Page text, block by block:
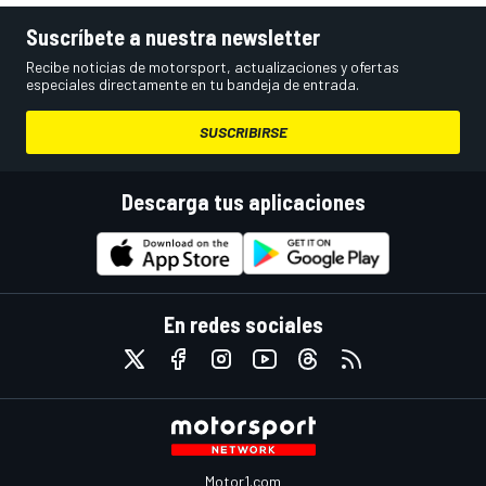
Suscríbete a nuestra newsletter
Recibe noticias de motorsport, actualizaciones y ofertas
especiales directamente en tu bandeja de entrada.
SUSCRIBIRSE
Descarga tus aplicaciones
En redes sociales
Motor1.com